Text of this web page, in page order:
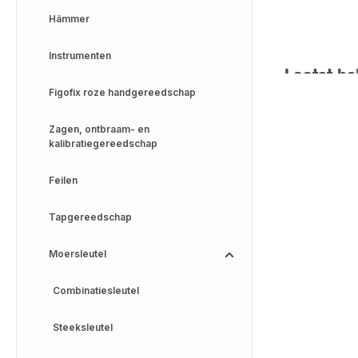
Hämmer
Instrumenten
Figofix roze handgereedschap
Zagen, ontbraam- en
kalibratiegereedschap
Feilen
Tapgereedschap
Moersleutel
Combinatiesleutel
Steeksleutel
Laatst